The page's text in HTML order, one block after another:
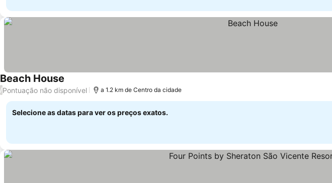
Beach House Ver preços
/Pontuação não disponível a 1.2 km de Centro da cidade
Selecione as datas para ver os preços exatos.